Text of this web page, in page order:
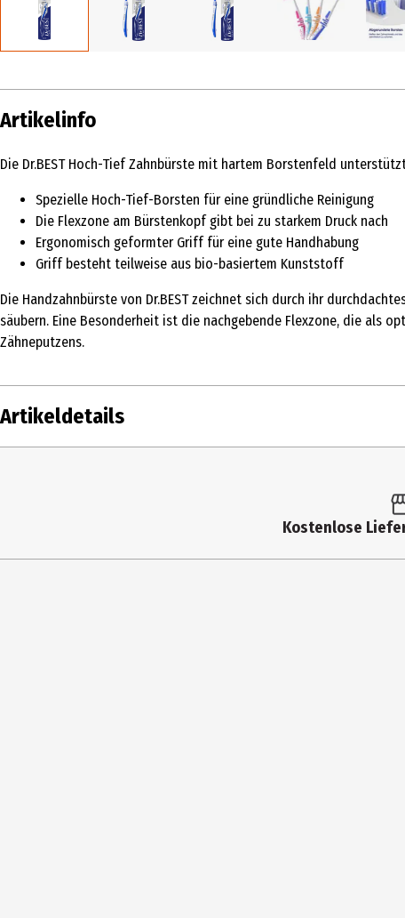
Artikelinfo
Die Dr.BEST Hoch-Tief Zahnbürste mit hartem Borstenfeld
Spezielle Hoch-Tief-Borsten für eine gründliche Reinigung
Die Flexzone am Bürstenkopf gibt bei zu starkem Druck nach
Ergonomisch geformter Griff für eine gute Handhabung
Griff besteht teilweise aus bio-basiertem Kunststoff
Die Handzahnbürste von Dr.BEST zeichnet sich durch ihr
säubern. Eine Besonderheit ist die nachgebende Flexzone, die als
Zähneputzens.
Artikeldetails
Kostenlose